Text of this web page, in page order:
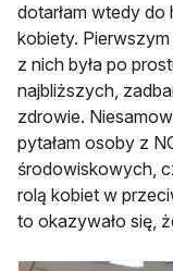
dotarłam wtedy do
kobiety.
z nich była po
najbliższych,
zdrowie.
pytałam osoby z
środowiskowych,
rolą kobiet w
to okazywało się,